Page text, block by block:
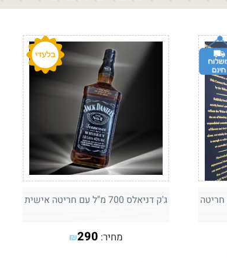
700 מ"ל עם חריטה
ג'ק דניאלס 700 מ"ל עם חריטה אישית
מחיר: ₪290